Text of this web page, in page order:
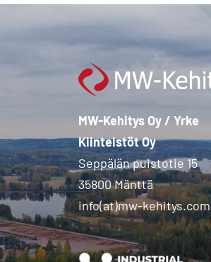
MW-Kehitys Oy / Yrke
Kiinteistöt Oy
Seppälän puistotie 15
35800 Mänttä
info(at)mw-kehitys.com